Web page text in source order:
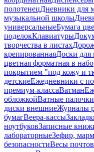
полотенецДневники для
музыкальной школы
универсальныеБумага
поделокКлавиатуры
творчества в листах
крепированнаяДоски
цветная форматная в
покрытием "под кожу и
детскиеЕжедневники с
премиум-классаВатман
обложкойВатные
диски внешниеЖурналы
бумагВеера-кассы
ноутбуковЗаписные
лабораторныеЗефир,
безопасностиВесы